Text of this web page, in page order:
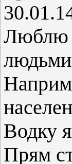
Люблю
Водку
Прям